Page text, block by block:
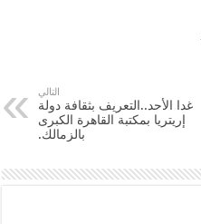
التالي
غدا الأحد..التعريف بثقافة دولة
إريتريا بمكتبة القاهرة الكبرى
بالزمالك.